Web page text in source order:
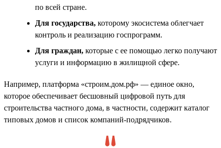
по всей стране.
Для государства, которому экосистема облегчает
контроль и реализацию госпрограмм.
Для граждан, которые с ее помощью легко получают
услуги и информацию в жилищной сфере.
Например, платформа «строим.дом.рф» — единое окно,
которое обеспечивает бесшовный цифровой путь для
строительства частного дома, в частности, содержит каталог
типовых домов и список компаний-подрядчиков.